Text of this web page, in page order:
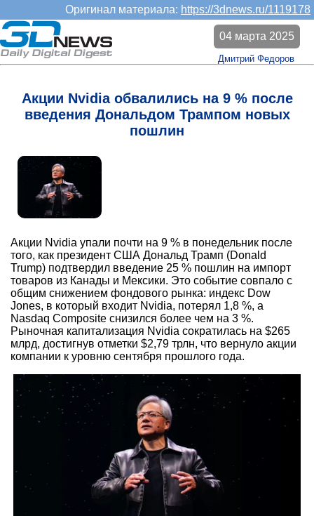
Оригинал материала: https://3dnews.ru/1119178
Акции Nvidia обвалились на 9 % после
введения Дональдом Трампом новых
пошлин
04 марта 2025
Дмитрий Федоров
Акции Nvidia упали почти на 9 % в понедельник после
того, как президент США Дональд Трамп (Donald
Trump) подтвердил введение 25 % пошлин на импорт
товаров из Канады и Мексики. Это событие совпало с
общим снижением фондового рынка: индекс Dow
Jones, в который входит Nvidia, потерял 1,8 %, а
Nasdaq Composite снизился более чем на 3 %.
Рыночная капитализация Nvidia сократилась на $265
млрд, достигнув отметки $2,79 трлн, что вернуло акции
компании к уровню сентября прошлого года.